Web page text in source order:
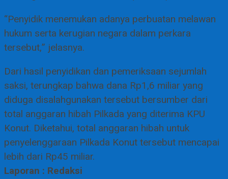
“Penyidik menemukan adanya perbuatan melawan
hukum serta kerugian negara dalam perkara
tersebut,” jelasnya.
Dari hasil penyidikan dan pemeriksaan sejumlah
saksi, terungkap bahwa dana Rp1,6 miliar yang
diduga disalahgunakan tersebut bersumber dari
total anggaran hibah Pilkada yang diterima KPU
Konut. Diketahui, total anggaran hibah untuk
penyelenggaraan Pilkada Konut tersebut mencapai
lebih dari Rp45 miliar.
Laporan : Redaksi